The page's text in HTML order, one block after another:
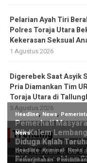
Pelarian Ayah Tiri
Polres Toraja Utara
Kekerasan Seksual
1 Agustus 2026
Digerebek Saat Asyik
Pria Diamankan Tim
Toraja Utara di
5 Agustus 2026
Trending